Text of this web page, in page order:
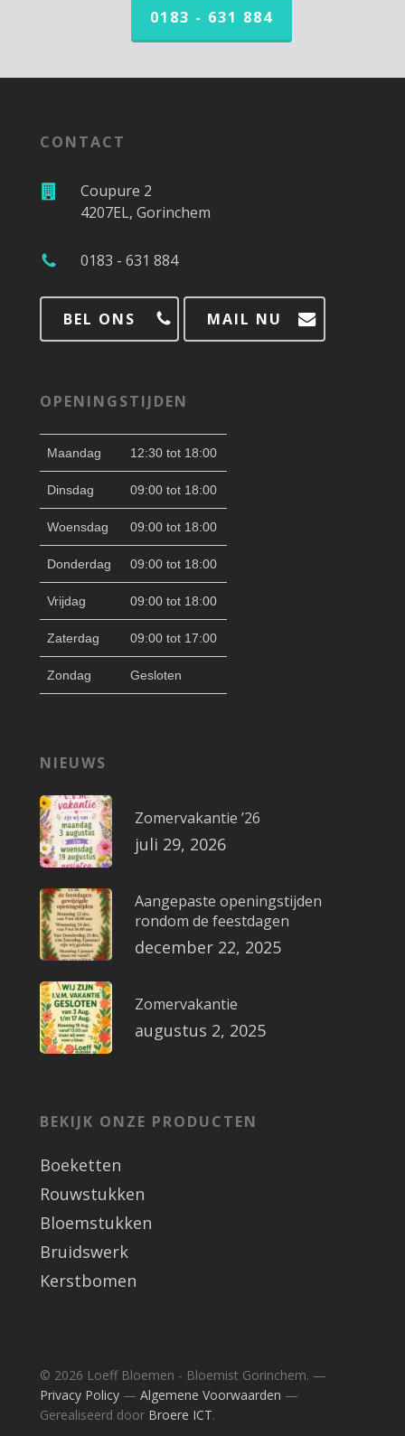
0183 - 631 884
CONTACT
Coupure 2
4207EL, Gorinchem
0183 - 631 884
BEL ONS MAIL NU
OPENINGSTIJDEN
Maandag 12:30 tot 18:00
Dinsdag 09:00 tot 18:00
Woensdag 09:00 tot 18:00
Donderdag 09:00 tot 18:00
Vrijdag 09:00 tot 18:00
Zaterdag 09:00 tot 17:00
Zondag Gesloten
NIEUWS
Zomervakantie ’26
juli 29, 2026
Aangepaste openingstijden
rondom de feestdagen
december 22, 2025
Zomervakantie
augustus 2, 2025
BEKIJK ONZE PRODUCTEN
Boeketten
Rouwstukken
Bloemstukken
Bruidswerk
Kerstbomen
© 2026 Loeff Bloemen - Bloemist Gorinchem. —
Privacy Policy —Algemene Voorwaarden —
Gerealiseerd door Broere ICT.